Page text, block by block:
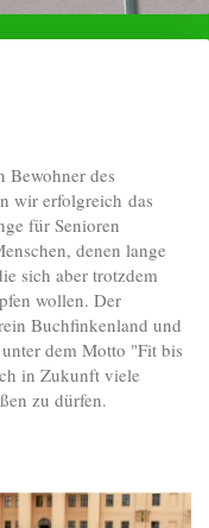
Bewohner des
wir erfolgreich das
für Senioren
denen lange
sich aber trotzdem
wollen. Der
Buchfinkenland und
dem Motto "Fit bis
in Zukunft viele
zu dürfen.